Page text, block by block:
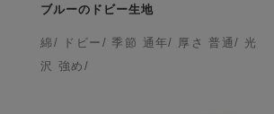
ブルーのドビー生地
綿/ ドビー/ 季節 通年/ 厚さ 普通/ 光
沢 強め/